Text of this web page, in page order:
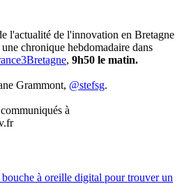
l'actualité de l'innovation en Bretagne
chronique hebdomadaire dans
, 9h50 le matin.
Grammont, @stefsg.
à
à oreille digital pour trouver un